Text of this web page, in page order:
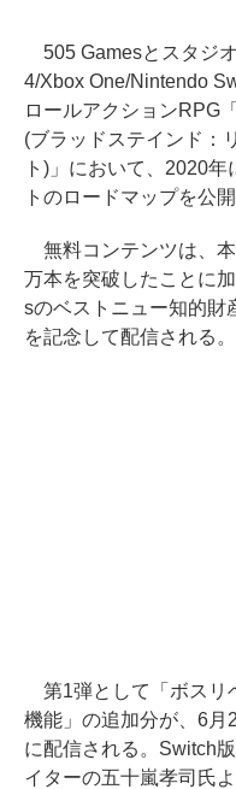
505 Gamesとスタジ
4/Xbox One/Nintendo
ロールアクションRPG
(ブラッドステインド：
ト)」において、2020
トのロードマップを公開
無料コンテンツは、
万本を突破したことに
sのベストニュー知的財
を記念して配信される。
第1弾として「ボスリ
機能」の追加分が、6月
に配信される。Switch
イターの五十嵐孝司氏